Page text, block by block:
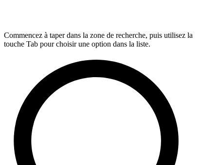
Commencez à taper dans la zone de recherche, puis utilisez la
touche Tab pour choisir une option dans la liste.